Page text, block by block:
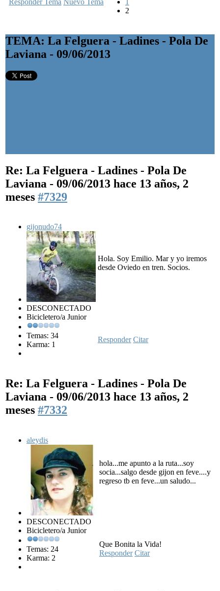
2
TEMA: La Felguera - Ladines - Pola De
Laviana - 09/06/2013
Re: La Felguera - Ladines - Pola De
Laviana - 09/06/2013 hace 13 años, 2
meses #7329
gijonudo74
DESCONECTADO
Bicicletero/a Junior
Temas: 34
Karma: 1
Hola. Soy Emilio. Mar y yo iremos
desde Oviedo en tren. Socios.
Responder Citar
Re: La Felguera - Ladines - Pola De
Laviana - 09/06/2013 hace 13 años, 2
meses #7332
aleydis
DESCONECTADO
Bicicletero/a Junior
Temas: 24
Karma: 2
hola...me apunto a la ruta...soy
socia...salgo desde gijon en feve....y
regreso tb en feve...un saludo...
Que Bonita la Vida!
Responder Citar